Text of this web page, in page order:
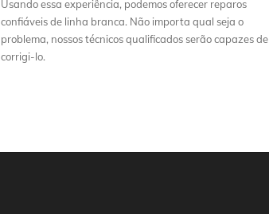
Usando essa experiência, podemos oferecer reparos
confiáveis ​​de linha branca. Não importa qual seja o
problema, nossos técnicos qualificados serão capazes de
corrigi-lo.